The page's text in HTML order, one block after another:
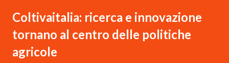
Coltivaitalia: ricerca e innovazione
tornano al centro delle politiche
agricole